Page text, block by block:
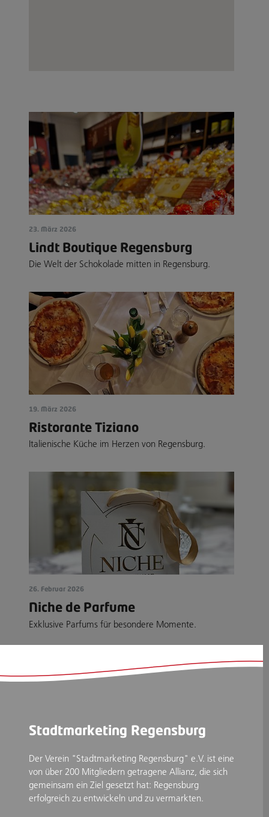
23. März 2026
Lindt Boutique Regensburg
Die Welt der Schokolade mitten in Regensburg.
19. März 2026
Ristorante Tiziano
Italienische Küche im Herzen von Regensburg.
26. Februar 2026
Niche de Parfume
Exklusive Parfums für besondere Momente.
Stadtmarketing Regensburg
Der Verein "Stadtmarketing Regensburg" e.V. ist eine
von über 200 Mitgliedern getragene Allianz, die sich
gemeinsam ein Ziel gesetzt hat: Regensburg
erfolgreich zu entwickeln und zu vermarkten.